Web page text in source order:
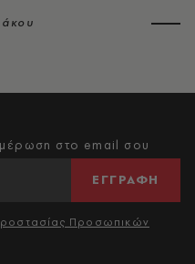
στο email σου
ΕΓΓΡΑΦΗ
Προσωπικών